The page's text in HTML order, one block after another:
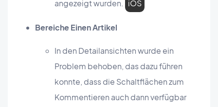
angezeigt wurden. iOS
Bereiche Einen Artikel
In den Detailansichten wurde ein
Problem behoben, das dazu führen
konnte, dass die Schaltflächen zum
Kommentieren auch dann verfügbar